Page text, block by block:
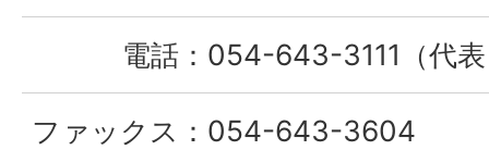
電話： 054-643-3111（代
ファックス： 054-643-3604